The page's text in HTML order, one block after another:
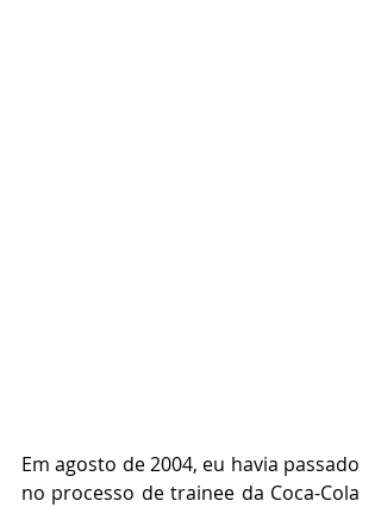
Em agosto de 2004, eu havia passado
no processo de trainee da Coca-Cola